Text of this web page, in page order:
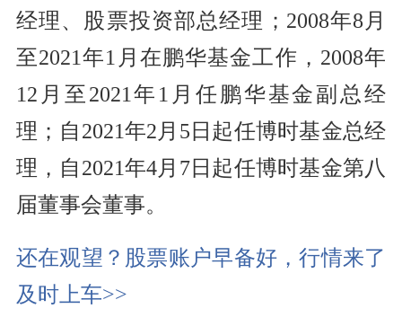
经理、股票投资部总经理；2008年8月
至2021年1月在鹏华基金工作，2008年
12月至2021年1月任鹏华基金副总经
理；自2021年2月5日起任博时基金总经
理，自2021年4月7日起任博时基金第八
届董事会董事。
还在观望？股票账户早备好，行情来了
及时上车>>